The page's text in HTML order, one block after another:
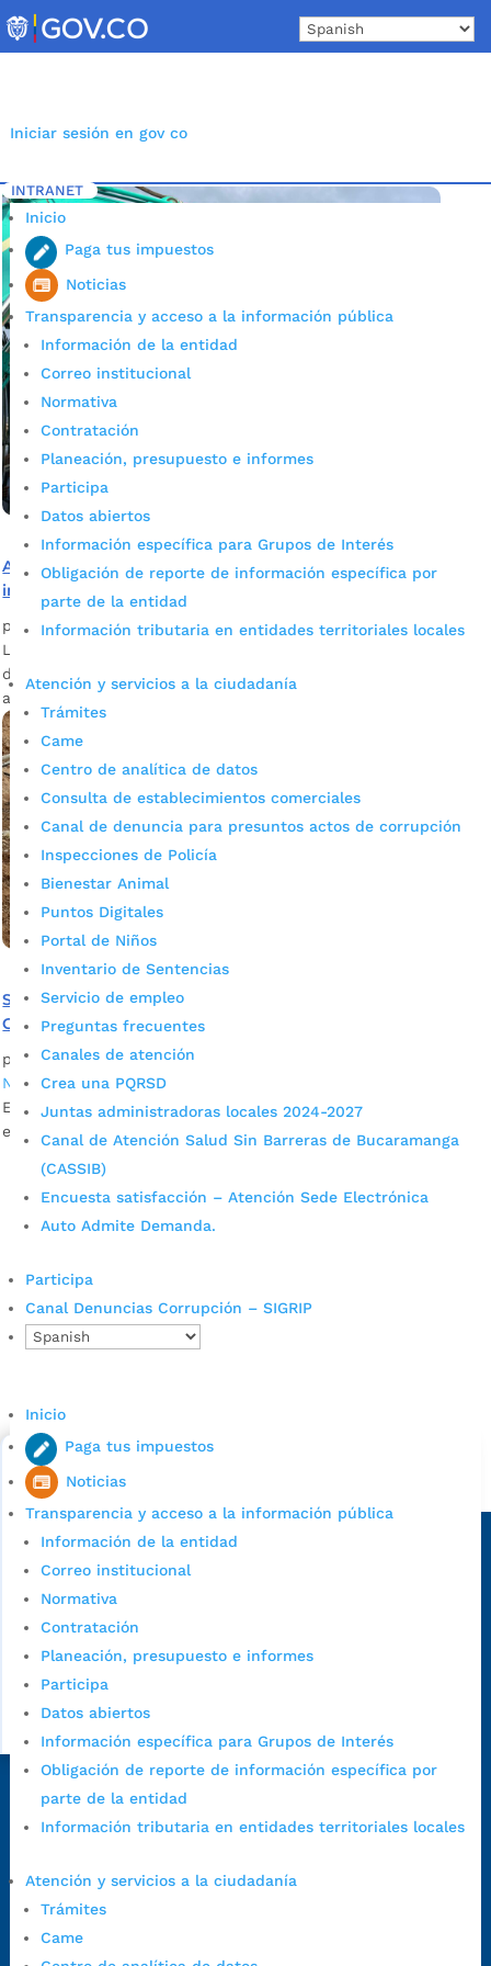
to
content
Iniciar sesión en gov co
INTRANET
Inicio
Paga tus impuestos
Noticias
Transparencia y acceso a la información pública
Información de la entidad
Correo institucional
Normativa
Contratación
Planeación, presupuesto e informes
Participa
Datos abiertos
Información específica para Grupos de Interés
Obligación de reporte de información específica por
parte de la entidad
Información tributaria en entidades territoriales locales
Atención y servicios a la ciudadanía
Trámites
Came
Centro de analítica de datos
Consulta de establecimientos comerciales
Canal de denuncia para presuntos actos de corrupción
Inspecciones de Policía
Bienestar Animal
Puntos Digitales
Portal de Niños
Inventario de Sentencias
Servicio de empleo
Preguntas frecuentes
Canales de atención
Crea una PQRSD
Juntas administradoras locales 2024-2027
Canal de Atención Salud Sin Barreras de Bucaramanga
(CASSIB)
Encuesta satisfacción – Atención Sede Electrónica
Auto Admite Demanda.
Participa
Canal Denuncias Corrupción – SIGRIP
Inicio
Paga tus impuestos
Noticias
Transparencia y acceso a la información pública
Información de la entidad
Correo institucional
Normativa
Contratación
Planeación, presupuesto e informes
Participa
Datos abiertos
Información específica para Grupos de Interés
Obligación de reporte de información específica por
parte de la entidad
Información tributaria en entidades territoriales locales
Atención y servicios a la ciudadanía
Trámites
Came
Inicio 5 Etiqueta: Pantalla anclada
Arrancó megaobra de pantalla anclada en La Feria para
impactar más de 600 familias
por admin_prensa|Feb 27, 2025|Noticias
La Feria, fuertemente afectada en 2023 por la declaratoria
de calamidad, recibe el inicio de su megaobra de pantalla
anclada.
Se construirá una nueva pantalla anclada en el barrio
Gaitán, comuna 4
por Daniel Leonardo Quintero Duarte
Noticias
Esta obra permitirá salvar vidas, mitigando riesgos de
erosión en la escarpa occidental de Bucaramanga.
Cupos Escolares Bucaramanga 2022
cupo escolar en los colegios oficiales de
Bucaramanga.
Alcaldía de Bucaramanga
Sede principal
Dirección Fase I:Calle 35 # 10-43, Bucaramanga, Santander,
Colombia.
Colombia
Código Postal:
Horario de Atención: